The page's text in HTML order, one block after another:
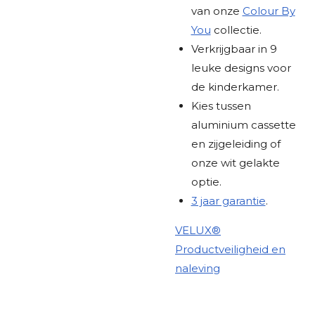
van onze Colour By
You collectie.
Verkrijgbaar in 9
leuke designs voor
de kinderkamer.
Kies tussen
aluminium cassette
en zijgeleiding of
onze wit gelakte
optie.
3 jaar garantie.
VELUX®
Productveiligheid en
naleving